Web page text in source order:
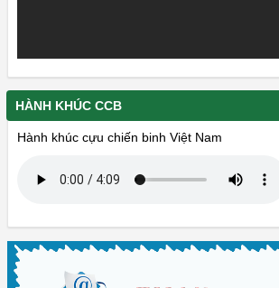
HÀNH KHÚC CCB
Hành khúc cựu chiến binh Việt Nam